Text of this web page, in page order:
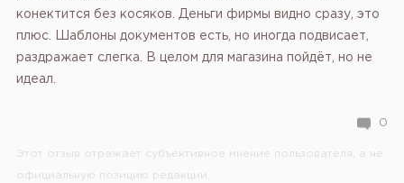
конектится без косяков. Деньги фирмы видно сразу, это
плюс. Шаблоны документов есть, но иногда подвисает,
раздражает слегка. В целом для магазина пойдёт, но не
идеал.
0
Этот отзыв отражает субъективное мнение пользователя, а не
официальную позицию редакции.